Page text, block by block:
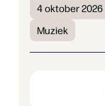
4 oktober 2026
Muziek